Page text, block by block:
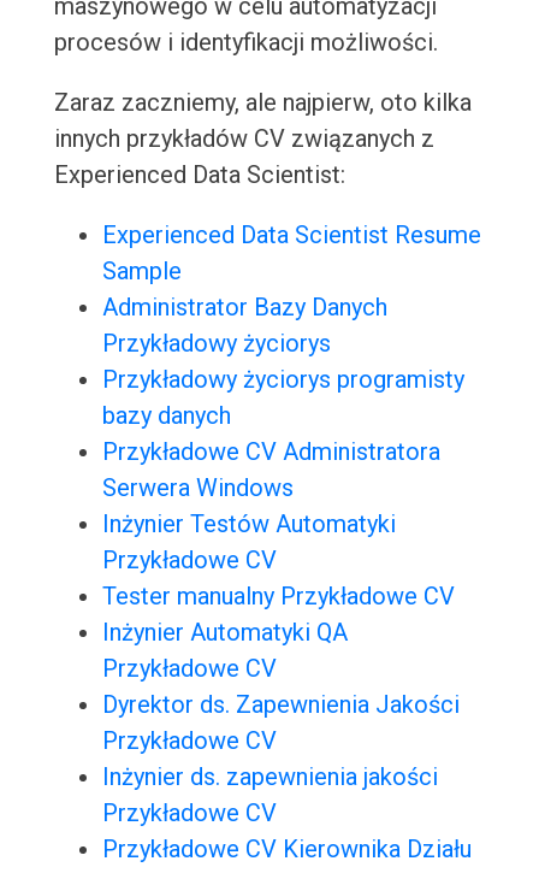
maszynowego w celu automatyzacji
procesów i identyfikacji możliwości.
Zaraz zaczniemy, ale najpierw, oto kilka
innych przykładów CV związanych z
Experienced Data Scientist:
Experienced Data Scientist Resume
Sample
Administrator Bazy Danych
Przykładowy życiorys
Przykładowy życiorys programisty
bazy danych
Przykładowe CV Administratora
Serwera Windows
Inżynier Testów Automatyki
Przykładowe CV
Tester manualny Przykładowe CV
Inżynier Automatyki QA
Przykładowe CV
Dyrektor ds. Zapewnienia Jakości
Przykładowe CV
Inżynier ds. zapewnienia jakości
Przykładowe CV
Przykładowe CV Kierownika Działu